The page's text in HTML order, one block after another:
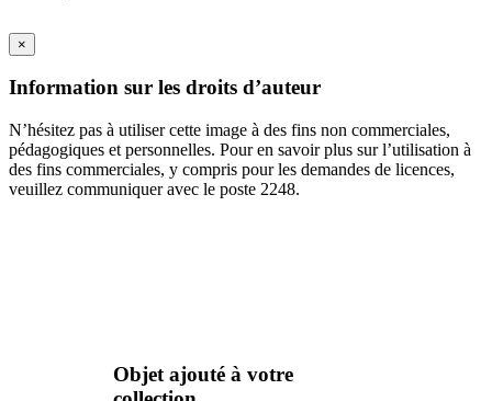
×
Information sur les droits d’auteur
N’hésitez pas à utiliser cette image à des fins non commerciales,
pédagogiques et personnelles. Pour en savoir plus sur l’utilisation à
des fins commerciales, y compris pour les demandes de licences,
veuillez communiquer avec le poste 2248.
Objet ajouté à votre